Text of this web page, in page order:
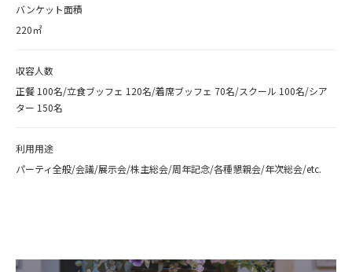
バンケット面積
220㎡
収容人数
正餐 100名/立食ブッフェ 120名/着席ブッフェ 70名/スクール 100名/シア
ター 150名
利用用途
パーティ全般/会議/展示会/株主総会/周年記念/各種懇親会/年次総会/etc.